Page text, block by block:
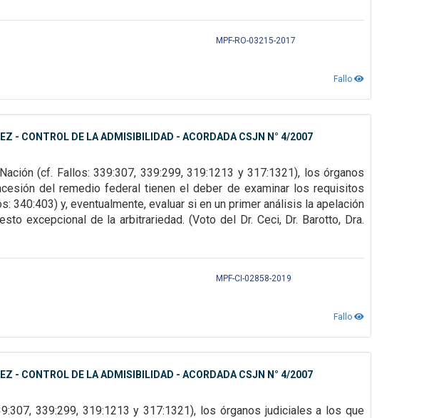
MPF-RO-03215-2017
Fallo
- CONTROL DE LA ADMISIBILIDAD - ACORDADA CSJN N° 4/2007
(cf. Fallos:339:307, 339:299, 319:1213 y 317:1321), los órganos
del remedio federal tienen el deber de examinar los requisitos
340:403) y, eventualmente, evaluar si en un primer análisis la apelación
excepcional de la arbitrariedad. (Voto del Dr. Ceci, Dr. Barotto, Dra.
MPF-CI-02858-2019
Fallo
- CONTROL DE LA ADMISIBILIDAD - ACORDADA CSJN N° 4/2007
339:299, 319:1213 y 317:1321), los órganos judiciales a los que